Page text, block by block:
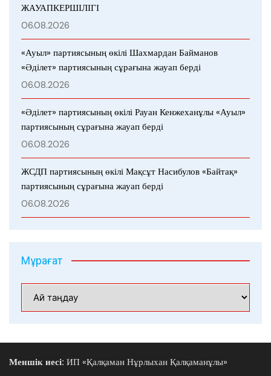
ЖАУАПКЕРШІЛІГІ
06.08.2026
«Ауыл» партиясының өкілі Шахмардан Байманов
«Әділет» партиясының сұрағына жауап берді
06.08.2026
«Әділет» партиясының өкілі Рауан Кенжеханұлы «Ауыл»
партиясының сұрағына жауап берді
06.08.2026
ЖСДП партиясының өкілі Мақсұт Насибулов «Байтақ»
партиясының сұрағына жауап берді
06.08.2026
Мұрағат
Меншік иесі: ИП «Қалқаман Нұрлыхан Қалқаманұлы»